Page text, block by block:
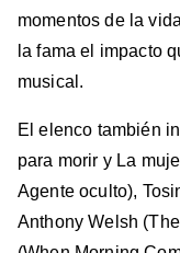
momentos de la
la fama el impacto
musical.
El elenco también
para morir y La
Agente oculto),
Anthony Welsh